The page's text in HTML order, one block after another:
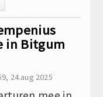
in Bitgum
24.aug 2025